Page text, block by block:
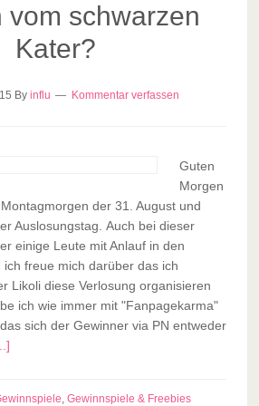
vom schwarzen
Kater?
Byinflu Kommentar verfassen
Guten
Morgen
der 31. August und
Auslosungstag. Auch bei dieser
einige Leute mit Anlauf in den
freue mich darüber das ich
Likoli diese Verlosung organisieren
ich wie immer mit "Fanpagekarma"
sich der Gewinner via PN entweder
, Gewinnspiele & Freebies